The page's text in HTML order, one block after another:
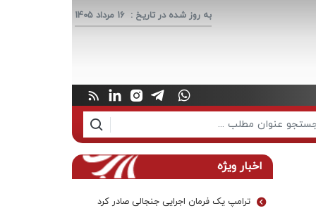
به روز شده در تاریخ : 16 مرداد 1405
اخبار ویژه
ترامپ یک فرمان اجرایی جنجالی صادر کرد